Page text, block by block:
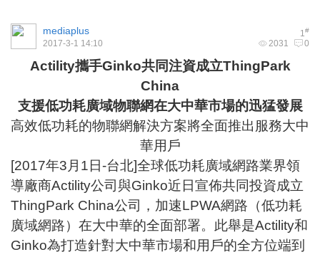
1#
mediaplus
2031 0
2017-3-1 14:10
Actility攜手Ginko共同注資成立ThingPark
China
支援低功耗廣域物聯網在大中華市場的迅猛發展
高效低功耗的物聯網解決方案將全面推出服務大中
華用戶
[2017年3月1日-台北]全球低功耗廣域網路業界領
導廠商Actility公司與Ginko近日宣佈共同投資成立
ThingPark China公司，加速LPWA網路（低功耗
廣域網路）在大中華的全面部署。此舉是Actility和
Ginko為打造針對大中華市場和用戶的全方位端到